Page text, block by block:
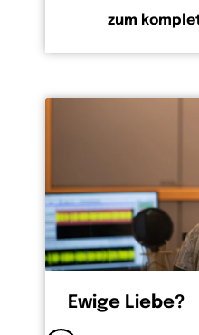
zum
Ewige Liebe?